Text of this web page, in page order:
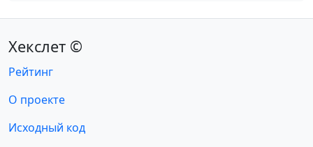
Хекслет ©
Рейтинг
О проекте
Исходный код